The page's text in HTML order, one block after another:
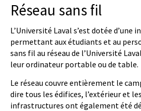
Réseau sans fil
L’Université Laval s’est dotée d’une
permettant aux étudiants et au
sans fil au réseau de l’Université
leur ordinateur portable ou de table.
Le réseau couvre entièrement le
dire tous les édifices, l’extérieur et
infrastructures ont également été